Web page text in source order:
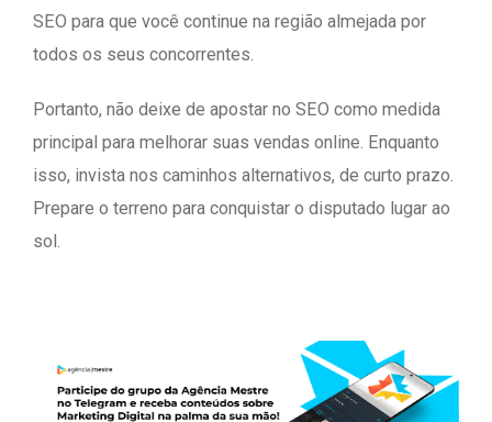
SEO para que você continue na região almejada por
todos os seus concorrentes.
Portanto, não deixe de apostar no SEO como medida
principal para melhorar suas vendas online. Enquanto
isso, invista nos caminhos alternativos, de curto prazo.
Prepare o terreno para conquistar o disputado lugar ao
sol.